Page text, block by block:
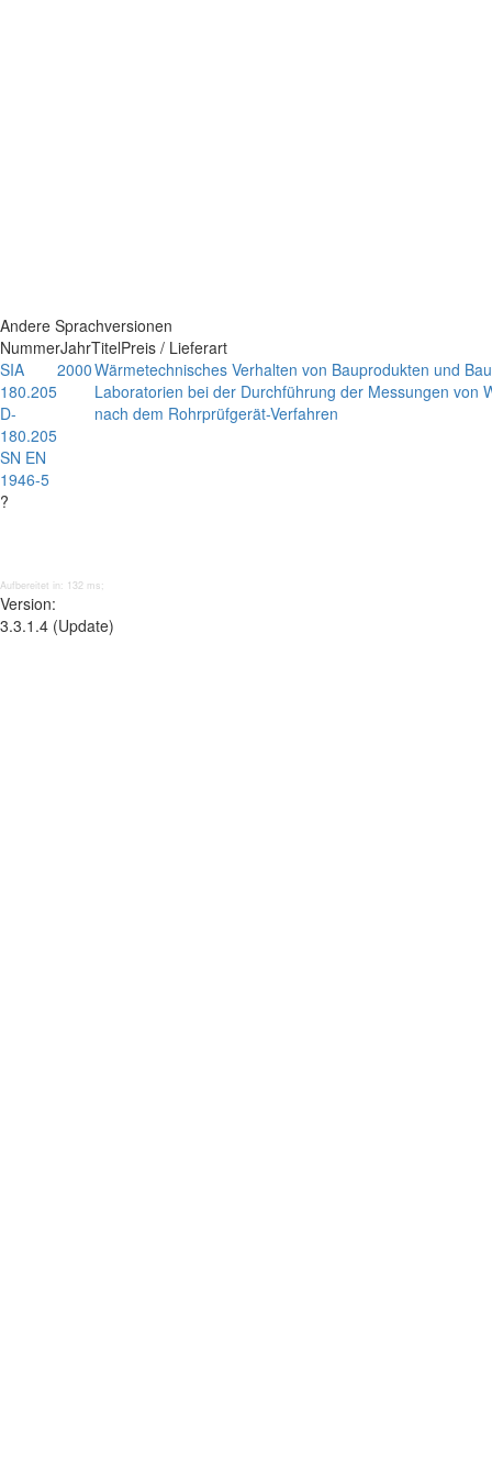
Andere Sprachversionen
NummerJahrTitelPreis / Lieferart
SIA
180.205
D-
180.205
SN EN
1946-5
?
2000Wärmetechnisches Verhalten von Bauprodukten und
Laboratorien bei der Durchführung der Messungen von
nach dem Rohrprüfgerät-Verfahren
Aufbereitet in: 132 ms;
Version:
3.3.1.4 (Update)